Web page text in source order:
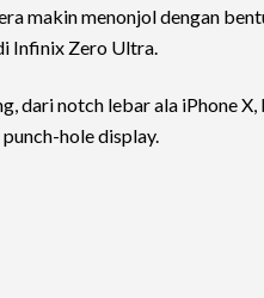
makin menonjol dengan
Infinix Zero Ultra.
dari notch lebar ala iPhone
hole display.